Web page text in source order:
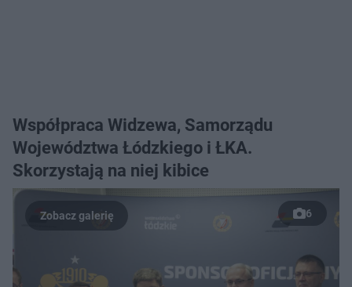
Współpraca Widzewa, Samorządu
Województwa Łódzkiego i ŁKA.
Skorzystają na niej kibice
6